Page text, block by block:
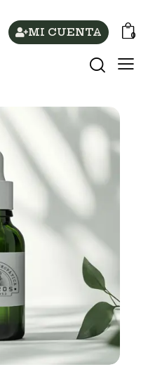
MI CUENTA 0